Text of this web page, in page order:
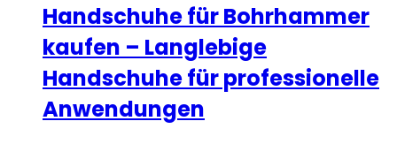
Handschuhe für Bohrhammer
kaufen – Langlebige
Handschuhe für professionelle
Anwendungen